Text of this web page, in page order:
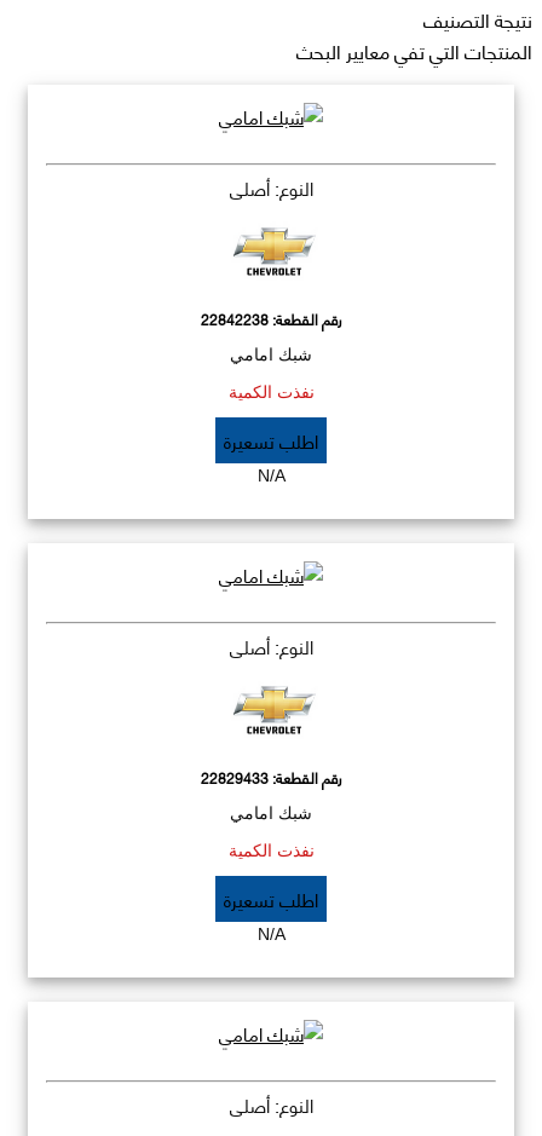
نتيجة التصنيف
المنتجات التي تفي معايير البحث
النوع: أصلي
رقم القطعة:22842238
شبك امامي
نفذت الكمية
اطلب تسعيرة
N/A
النوع: أصلي
رقم القطعة:22829433
شبك امامي
نفذت الكمية
اطلب تسعيرة
N/A
النوع: أصلي